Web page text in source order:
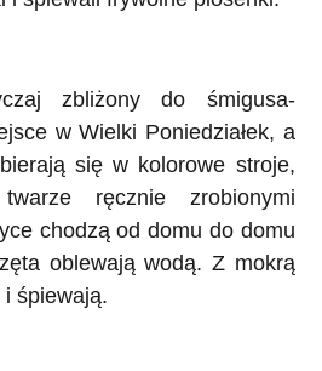
zbliżony do śmigusa-
w Wielki Poniedziałek, a
się w kolorowe stroje,
ręcznie zrobionymi
chodzą od domu do domu
oblewają wodą. Z mokrą
śpiewają.